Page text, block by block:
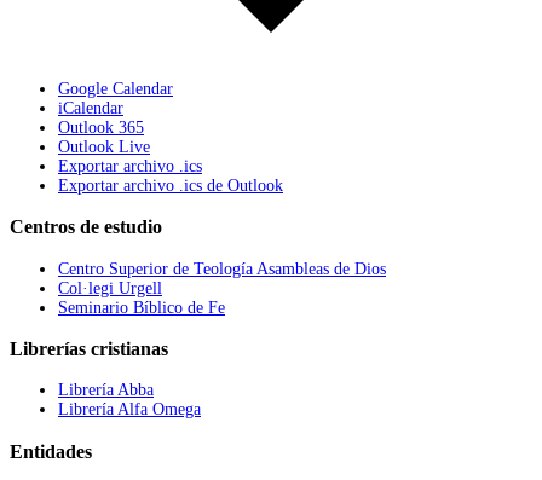
Google Calendar
iCalendar
Outlook 365
Outlook Live
Exportar archivo .ics
Exportar archivo .ics de Outlook
Centros de estudio
Centro Superior de Teología Asambleas de Dios
Col·legi Urgell
Seminario Bíblico de Fe
Librerías cristianas
Librería Abba
Librería Alfa Omega
Entidades